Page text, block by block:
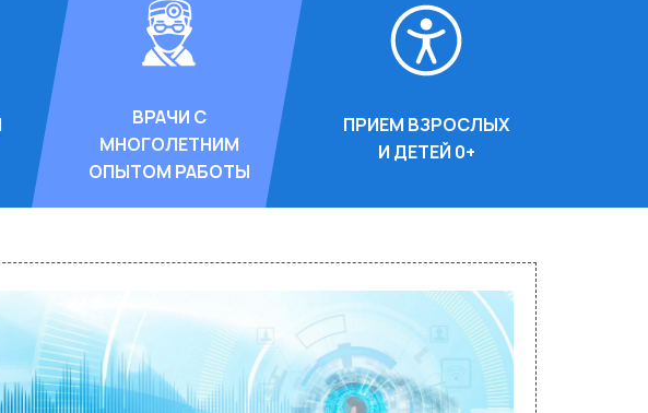
ВРАЧИ С
МНОГОЛЕТНИМ
ОПЫТОМ РАБОТЫ
ПРИЕМ ВЗРОСЛЫХ
И ДЕТЕЙ 0+